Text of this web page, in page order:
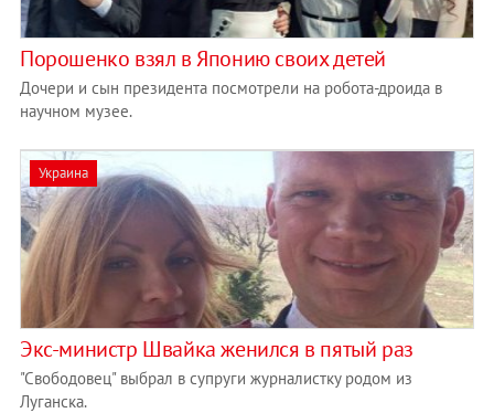
Порошенко взял в Японию своих детей
Дочери и сын президента посмотрели на робота-дроида в
научном музее.
Украина
Экс-министр Швайка женился в пятый раз
"Свободовец" выбрал в супруги журналистку родом из
Луганска.